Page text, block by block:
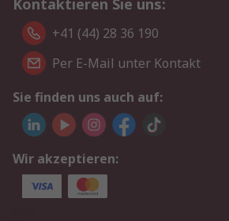
Kontaktieren Sie uns:
+41 (44) 28 36 190
Per E-Mail unter Kontakt
Sie finden uns auch auf:
Wir akzeptieren: